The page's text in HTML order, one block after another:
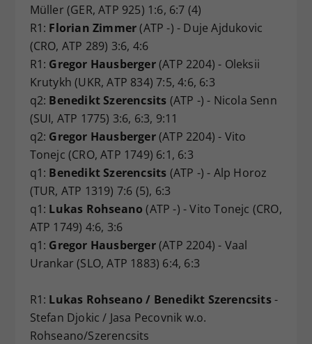
Müller (GER, ATP 925) 1:6, 6:7 (4)
R1: Florian Zimmer(ATP -) - Duje Ajdukovic
(CRO, ATP 289) 3:6, 4:6
R1: Gregor Hausberger(ATP 2204) - Oleksii
Krutykh (UKR, ATP 834) 7:5, 4:6, 6:3
q2: Benedikt Szerencsits (ATP -) - Nicola Senn
(SUI, ATP 1775) 3:6, 6:3, 9:11
q2: Gregor Hausberger(ATP 2204) - Vito
Tonejc (CRO, ATP 1749) 6:1, 6:3
q1: Benedikt Szerencsits (ATP -) - Alp Horoz
(TUR, ATP 1319) 7:6 (5), 6:3
q1: Lukas Rohseano (ATP -) - Vito Tonejc (CRO,
ATP 1749) 4:6, 3:6
q1: Gregor Hausberger(ATP 2204) - Vaal
Urankar (SLO, ATP 1883) 6:4, 6:3
R1: Lukas Rohseano / Benedikt Szerencsits-
Stefan Djokic / Jasa Pecovnik w.o.
Rohseano/Szerencsits